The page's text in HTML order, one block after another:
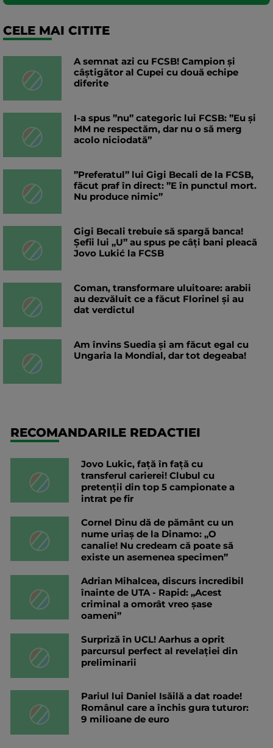
CELE MAI CITITE
A semnat azi cu FCSB! Campion și
câștigător al Cupei cu două echipe
diferite
I-a spus ”nu” categoric lui FCSB: ”Eu și
MM ne respectăm, dar nu o să merg
acolo niciodată”
”Preferatul” lui Gigi Becali de la FCSB,
făcut praf în direct: ”E în punctul mort.
Nu produce nimic”
Gigi Becali trebuie să spargă banca!
Șefii lui „U” au spus pe câți bani pleacă
Jovo Lukić la FCSB
Coman, transformare uluitoare: arabii
au dezvăluit ce a făcut Florinel și au
dat verdictul
Am învins Suedia și am făcut egal cu
Ungaria la Mondial, dar tot degeaba!
RECOMANDARILE REDACTIEI
Jovo Lukic, față în față cu
transferul carierei! Clubul cu
pretenții din top 5 campionate a
intrat pe fir
Cornel Dinu dă de pământ cu un
nume uriaș de la Dinamo: „O
canalie! Nu credeam că poate să
existe un asemenea specimen”
Adrian Mihalcea, discurs incredibil
înainte de UTA - Rapid: „Acest
criminal a omorât vreo șase
oameni”
Surpriză în UCL! Aarhus a oprit
parcursul perfect al revelației din
preliminarii
Pariul lui Daniel Isăilă a dat roade!
Românul care a închis gura tuturor:
9 milioane de euro